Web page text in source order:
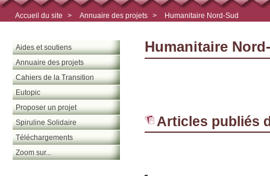
Accueil du site > Annuaire des projets > Humanitaire Nord-Sud
Humanitaire
Articles publiés
Aides et soutiens
Annuaire des projets
Cahiers de la Transition
Eutopic
Proposer un projet
Spiruline Solidaire
Téléchargements
Zoom sur...